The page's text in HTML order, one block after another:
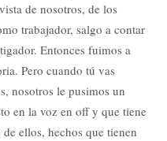
de nosotros, de los
trabajador, salgo a contar
Entonces fuimos a
Pero cuando tú vas
nosotros le pusimos un
en la voz en off y que tiene
ellos, hechos que tienen